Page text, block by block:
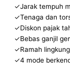
✓Jarak tempuh
✓Tenaga dan
✓Diskon pajak
✓Bebas ganjil
✓Ramah
✓4 mode